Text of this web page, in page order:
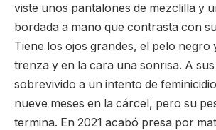
viste unos pantalones de mezclilla y
bordada a mano que contrasta con
Tiene los ojos grandes, el pelo negro
trenza y en la cara una sonrisa. A
sobrevivido a un intento de
nueve meses en la cárcel, pero su
termina. En 2021 acabó presa por